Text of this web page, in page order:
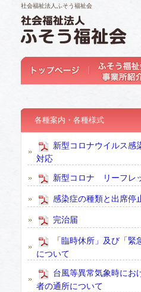
社会福祉法人ふそう福祉会
各種案内・各種様式
新型コロナウイルス感
対応
新型コロナ リーフレ
感染症の種類と出席停
完治届
「臨時休所」及び「緊
について
台風等異常気象時にお
者の通所について